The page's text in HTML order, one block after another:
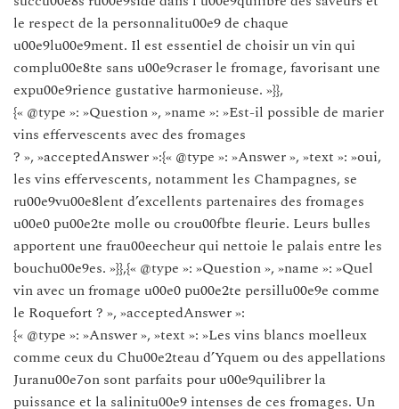
le respect de la personnalitu00e9 de chaque
u00e9lu00e9ment. Il est essentiel de choisir un vin qui
complu00e8te sans u00e9craser le fromage, favorisant une
expu00e9rience gustative harmonieuse. »}},
{« @type »: »Question », »name »: »Est-il possible de marier
vins effervescents avec des fromages
? », »acceptedAnswer »:{« @type »: »Answer », »text »: »oui,
les vins effervescents, notamment les Champagnes, se
ru00e9vu00e8lent d’excellents partenaires des fromages
u00e0 pu00e2te molle ou crou00fbte fleurie. Leurs bulles
apportent une frau00eecheur qui nettoie le palais entre les
bouchu00e9es. »}},{« @type »: »Question », »name »: »Quel
vin avec un fromage u00e0 pu00e2te persillu00e9e comme
le Roquefort ? », »acceptedAnswer »:
{« @type »: »Answer », »text »: »Les vins blancs moelleux
comme ceux du Chu00e2teau d’Yquem ou des appellations
Juranu00e7on sont parfaits pour u00e9quilibrer la
puissance et la salinitu00e9 intenses de ces fromages. Un